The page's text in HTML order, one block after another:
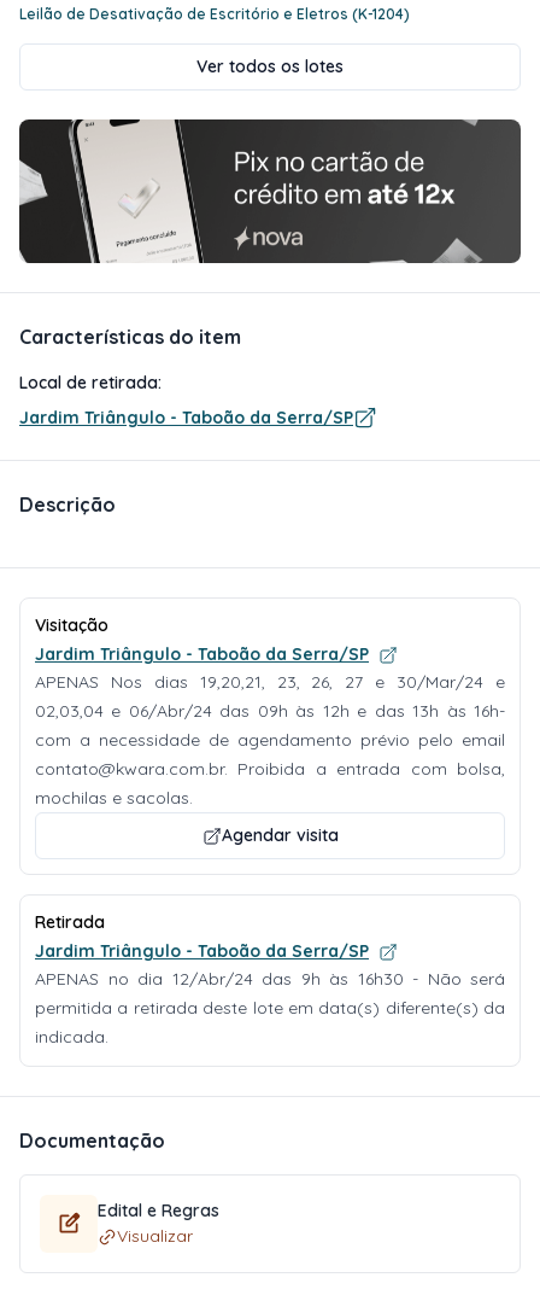
Leilão de Desativação de Escritório e Eletros (K-1204)
Ver todos os lotes
Características do item
Local de retirada:
Jardim Triângulo - Taboão da Serra/SP
Descrição
Visitação
Jardim Triângulo - Taboão da Serra/SP
APENAS Nos dias 19,20,21, 23, 26, 27 e 30/Mar/24 e
02,03,04 e 06/Abr/24 das 09h às 12h e das 13h às 16h-
com a necessidade de agendamento prévio pelo email
contato@kwara.com.br. Proibida a entrada com bolsa,
mochilas e sacolas.
Agendar visita
Retirada
Jardim Triângulo - Taboão da Serra/SP
APENAS no dia 12/Abr/24 das 9h às 16h30 - Não será
permitida a retirada deste lote em data(s) diferente(s) da
indicada.
Documentação
Edital e Regras
Visualizar